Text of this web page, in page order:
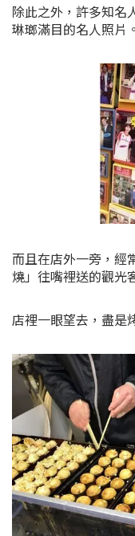
除此之外，許多知名
琳瑯滿目的名人照片。
而且在店外一旁，經
燒」往嘴裡送的觀光
店裡一眼望去，盡是